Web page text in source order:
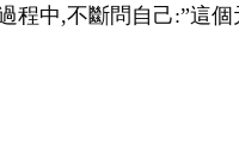
中,不斷問自己:”這